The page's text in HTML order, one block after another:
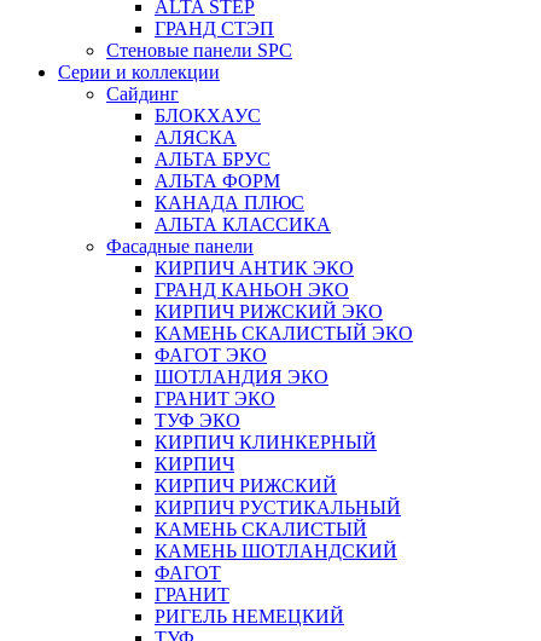
ALTA STEP
ГРАНД СТЭП
Стеновые панели SPC
Серии и коллекции
Сайдинг
БЛОКХАУС
АЛЯСКА
АЛЬТА БРУС
АЛЬТА ФОРМ
КАНАДА ПЛЮС
АЛЬТА КЛАССИКА
Фасадные панели
КИРПИЧ АНТИК ЭКО
ГРАНД КАНЬОН ЭКО
КИРПИЧ РИЖСКИЙ ЭКО
КАМЕНЬ СКАЛИСТЫЙ ЭКО
ФАГОТ ЭКО
ШОТЛАНДИЯ ЭКО
ГРАНИТ ЭКО
ТУФ ЭКО
КИРПИЧ КЛИНКЕРНЫЙ
КИРПИЧ
КИРПИЧ РИЖСКИЙ
КИРПИЧ РУСТИКАЛЬНЫЙ
КАМЕНЬ СКАЛИСТЫЙ
КАМЕНЬ ШОТЛАНДСКИЙ
ФАГОТ
ГРАНИТ
РИГЕЛЬ НЕМЕЦКИЙ